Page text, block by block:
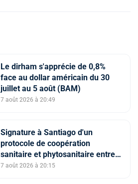
Le dirham s'apprécie de 0,8%
face au dollar américain du 30
juillet au 5 août (BAM)
7 août 2026 à 20:49
Signature à Santiago d'un
protocole de coopération
sanitaire et phytosanitaire entre
l’ONSSA et le SAG
7 août 2026 à 20:15